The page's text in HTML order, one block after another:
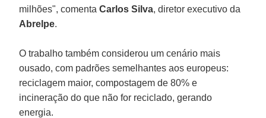
milhões", comentaCarlos Silva, diretor executivo da
Abrelpe.
O trabalho também considerou um cenário mais
ousado, com padrões semelhantes aos europeus:
reciclagem maior, compostagem de 80% e
incineração do que não for reciclado, gerando
energia.